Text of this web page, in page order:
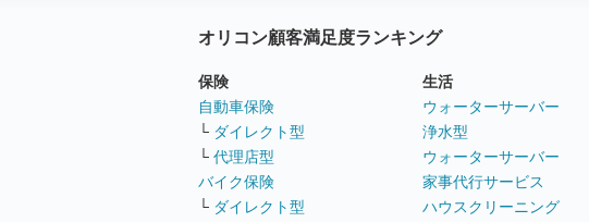
オリコン顧客満足度ランキング
保険
自動車保険
└ ダイレクト型
└ 代理店型
バイク保険
└ ダイレクト型
生活
ウォーターサーバー
浄水型
ウォーターサーバー
家事代行サービス
ハウスクリーニング